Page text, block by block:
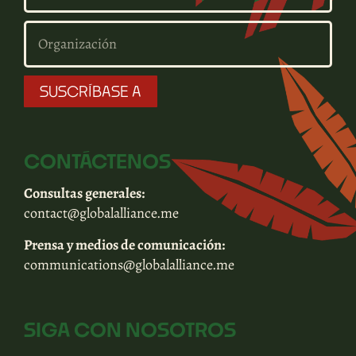
SUSCRÍBASE A
CONTÁCTENOS
Consultas generales:
contact@globalalliance.me
Prensa y medios de comunicación:
communications@globalalliance.me
SIGA CON NOSOTROS